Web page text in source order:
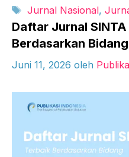
Tag
Jurnal Nasional,
Daftar Jurnal
Berdasarkan Bidang
Juni 11, 2026 oleh